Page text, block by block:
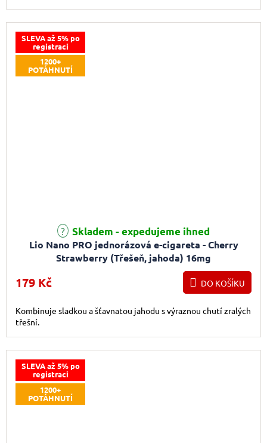
SLEVA až 5% po
registraci
1200+
POTÁHNUTÍ
Lio Nano PRO jednorázová e-cigareta - Cherry
Strawberry (Třešeň, jahoda) 16mg
Skladem - expedujeme ihned
179 Kč DO KOŠÍKU
Kombinuje sladkou a šťavnatou jahodu s výraznou chutí zralých
třešní.
SLEVA až 5% po
registraci
1200+
POTÁHNUTÍ